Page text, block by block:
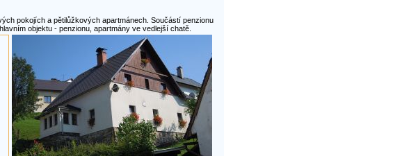
pokojích a pětilůžkových apartmánech. Součástí penzionu
objektu - penzionu, apartmány ve vedlejší chatě.